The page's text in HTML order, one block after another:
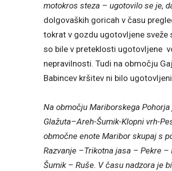
motokros steza – ugotovilo se je,
dolgovaških goricah v času
tokrat v gozdu ugotovljene sveže
so bile v preteklosti ugotovljene
nepravilnosti. Tudi na območju
Babincev kršitev ni bilo
Na območju Mariborskega
Glažuta–Areh-Šumik-Klopni vrh-
območne enote Maribor skupaj s
Razvanje –Trikotna jasa – Pekre
Šumik – Ruše. V času nadzora je